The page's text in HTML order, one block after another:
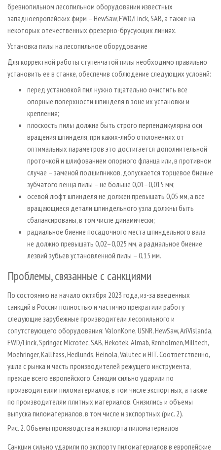
бревнопильном лесопильном оборудовании известных
западноевропейских фирм – HewSaw, EWD/Linck, SAB, а также на
некоторых отечественных фрезерно-брусующих линиях.
Установка пилы на лесопильное оборудование
Для корректной работы ступенчатой пилы необходимо правильно
установить ее в станке, обеспечив соблюдение следующих условий:
перед установкой пил нужно тщательно очистить все
опорные поверхности шпинделя в зоне их установки и
крепления;
плоскость пилы должна быть строго перпендикулярна оси
вращения шпинделя, при каких-либо отклонениях от
оптимальных параметров это достигается дополнительной
проточкой и шлифованием опорного фланца или, в противном
случае – заменой подшипников, допускается торцевое биение
зубчатого венца пилы – не больше 0,01–0,015 мм;
осевой люфт шпинделя не должен превышать 0,05 мм, а все
вращающиеся детали шпиндельного узла должны быть
сбалансированы, в том числе динамически;
радиальное биение посадочного места шпиндельного вала
не должно превышать 0,02–0,025 мм, а радиальное биение
лезвий зубьев установленной пилы – 0,15 мм.
Проблемы, связанные с санкциями
По состоянию на начало октября 2023 года, из-за введенных
санкций в России полностью и частично прекратили работу
следующие зарубежные производители лесопильного и
сопутствующего оборудования: ValonKone, USNR, HewSaw, AriVislanda,
EWD/Linck, Springer, Microtec, SAB, Hekotek, Almab, Renholmen,Milltech,
Moehringer, Kallfass, Hedlunds, Heinola, Valutec и HIT. Соответственно,
ушла с рынка и часть производителей режущего инструмента,
прежде всего европейского. Санкции сильно ударили по
производителям пиломатериалов, в том числе экспортных, а также
по производителям плитных материалов. Снизились и объемы
выпуска пиломатериалов, в том числе и экспортных (рис. 2).
Рис. 2. Объемы производства и экспорта пиломатериалов
Санкции сильно ударили по экспорту пиломатериалов в европейские